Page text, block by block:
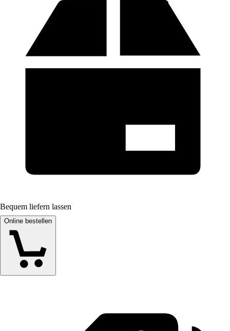
Bequem liefern lassen
Online bestellen